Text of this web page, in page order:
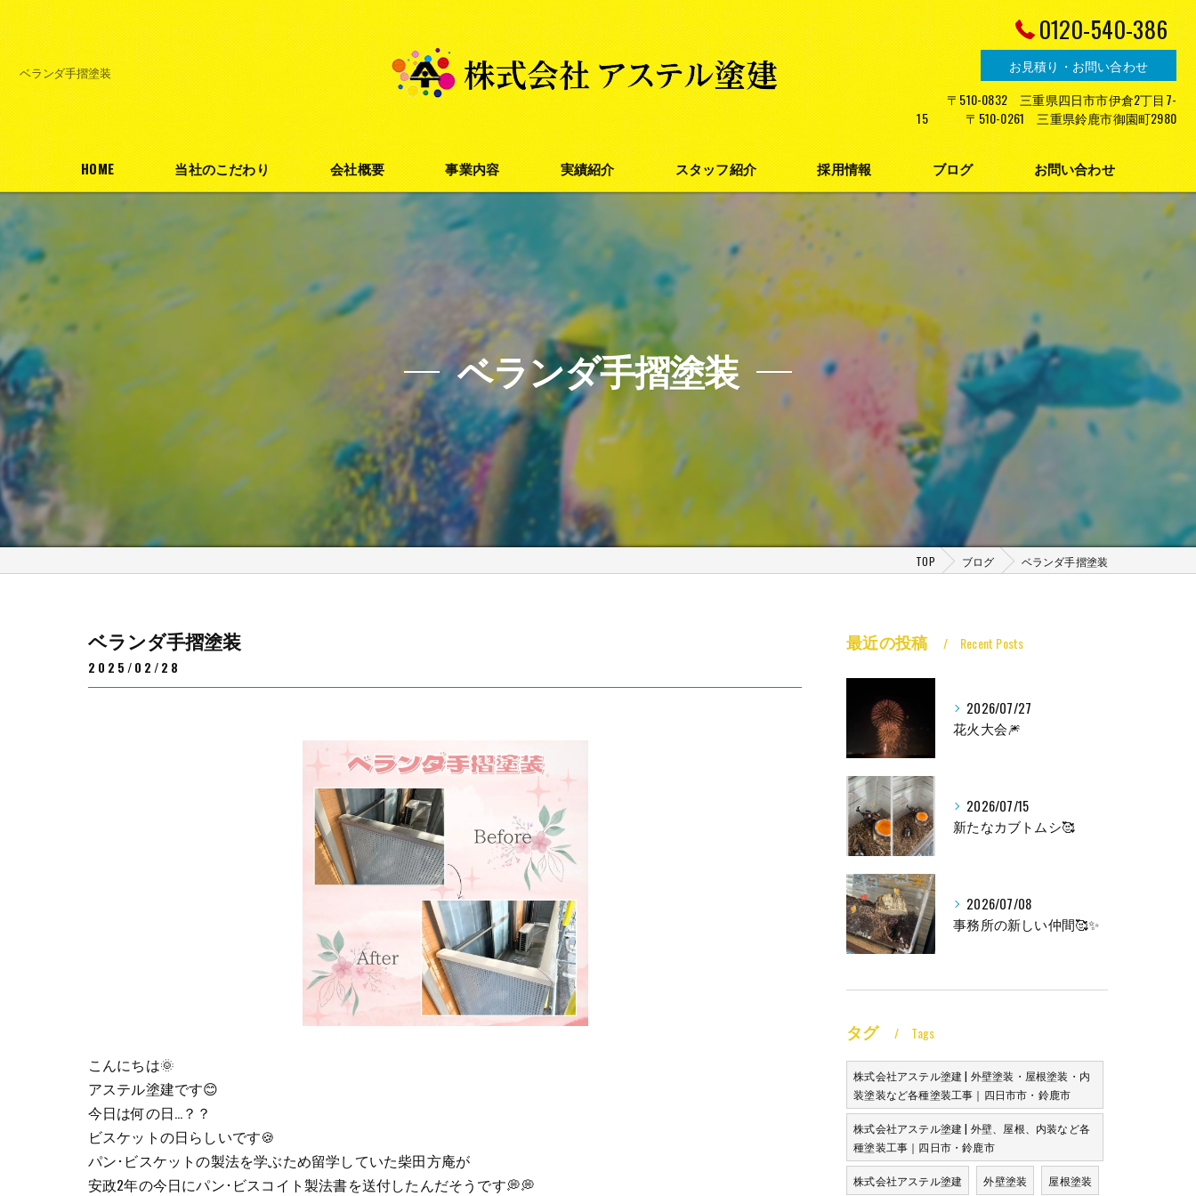
ベランダ手摺塗装
0120-540-386
お見積り・お問い合わせ
〒510-0832 三重県四日市市伊倉2丁目7-
15 〒510-0261 三重県鈴鹿市御園町2980
HOME 当社のこだわり 会社概要 事業内容
外壁塗装
屋根塗装
防水塗装
実績紹介 スタッフ紹介 採用情報 ブログ お問い合わせ
プライバシーポリシー
ベランダ手摺塗装
TOP ブログ ベランダ手摺塗装
ベランダ手摺塗装
2025/02/28
こんにちは🌞
アステル塗建です😊
今日は何の日…？？
ビスケットの日らしいです🍪
パン･ビスケットの製法を学ぶため留学していた柴田方庵が
安政2年の今日にパン･ビスコイト製法書を送付したんだそうです💭💭
最近の投稿 Recent Posts
2026/07/27
花火大会🎆
2026/07/15
新たなカブトムシ🥰
2026/07/08
事務所の新しい仲間🥰✨
タグ Tags
株式会社アステル塗建 | 外壁塗装・屋根塗装・内
装塗装など各種塗装工事｜四日市市・鈴鹿市
株式会社アステル塗建 | 外壁、屋根、内装など各
種塗装工事｜四日市・鈴鹿市
株式会社アステル塗建 外壁塗装 屋根塗装